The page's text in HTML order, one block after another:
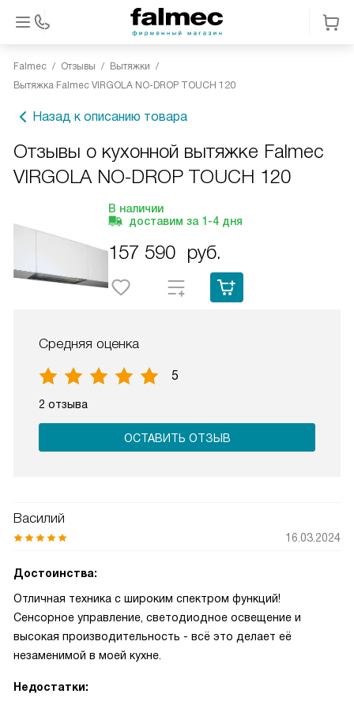
Falmec Отзывы
Вытяжки
Вытяжка Falmec VIRGOLA NO-DROP TOUCH 120
Назад к описанию товара
Отзывы о кухонной вытяжке Falmec
VIRGOLA NO-DROP TOUCH 120
В наличии
доставим за 1-4 дня
157 590 руб.
Средняя оценка
5
2 отзыва
ОСТАВИТЬ ОТЗЫВ
Василий
16.03.2024
Достоинства:
Отличная техника с широким спектром функций!
Сенсорное управление, светодиодное освещение и
высокая производительность - всё это делает её
незаменимой в моей кухне.
Недостатки: